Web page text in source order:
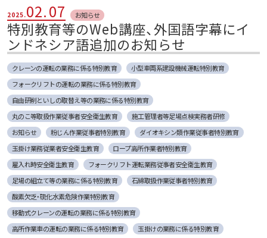
特別教育等のWeb講座、外国語字幕にイ
ンドネシア語追加のお知らせ
2025.02.07 お知らせ
クレーンの運転の業務に係る特別教育
小型車両系建設機械運転特別教育
フォークリフトの運転の業務に係る特別教育
自由研削といしの取替え等の業務に係る特別教育
丸のこ等取扱作業従事者安全衛生教育
施工管理者等足場点検実務者研修
お知らせ
粉じん作業従事者特別教育
ダイオキシン類作業従事者特別教育
玉掛け業務従業者安全衛生教育
ロープ高所作業者特別教育
雇入れ時安全衛生教育
フォークリフト運転業務従事者安全衛生教育
足場の組立て等の業務に係る特別教育
石綿取扱作業従事者特別教育
酸素欠乏・硫化水素危険作業特別教育
移動式クレーンの運転の業務に係る特別教育
高所作業車の運転の業務に係る特別教育
玉掛けの業務に係る特別教育